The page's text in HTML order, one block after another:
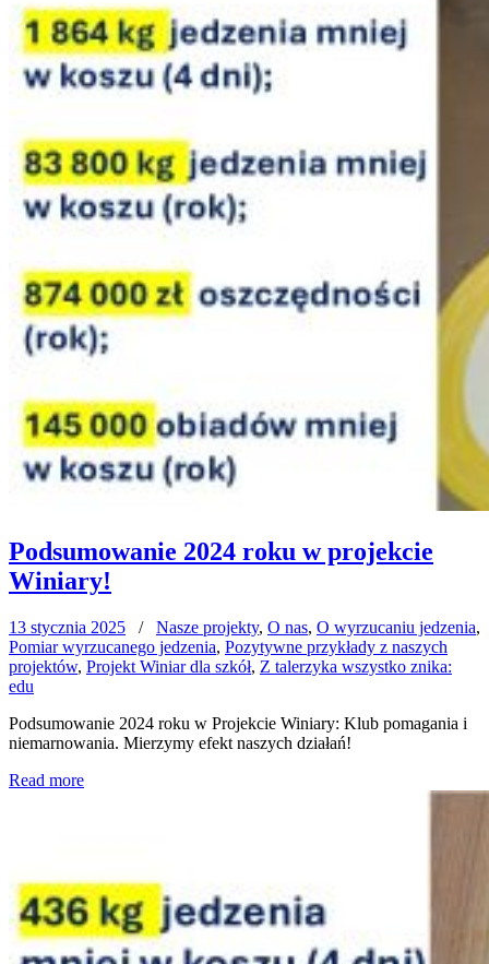
Podsumowanie 2024 roku w projekcie
Winiary!
13 stycznia 2025 / Nasze projekty, O nas, O wyrzucaniu jedzenia,
Pomiar wyrzucanego jedzenia, Pozytywne przykłady z naszych
projektów, Projekt Winiar dla szkół, Z talerzyka wszystko znika:
edu
Podsumowanie 2024 roku w Projekcie Winiary: Klub pomagania i
niemarnowania. Mierzymy efekt naszych działań!
Read more